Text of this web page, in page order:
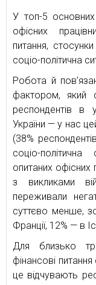
У топ-5
офісних
питання,
соціо-політична
Робота й
фактором, який
респондентів в
України — у нас
(38%
соціо-
опитаних офісних
з викликами
переживали
суттєво менше,
Франції, 12% — в
Для близько
фінансові
це відчувають